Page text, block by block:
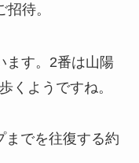
待。
ます。2番は山陽
くようですね。
までを往復する約